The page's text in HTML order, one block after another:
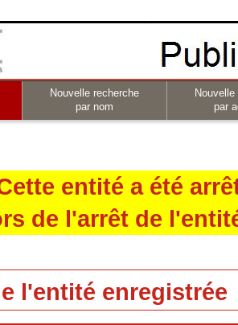
Nouvelle recherche
par nom
par
entité a été
de l'arrêt de
l'entité enregistrée